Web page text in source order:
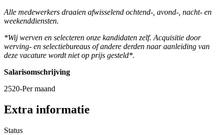
Alle medewerkers draaien afwisselend ochtend-, avond-, nacht- en
weekenddiensten.
*Wij werven en selecteren onze kandidaten zelf. Acquisitie door
werving- en selectiebureaus of andere derden naar aanleiding van
deze vacature wordt niet op prijs gesteld*.
Salarisomschrijving
2520-Per maand
Extra informatie
Status